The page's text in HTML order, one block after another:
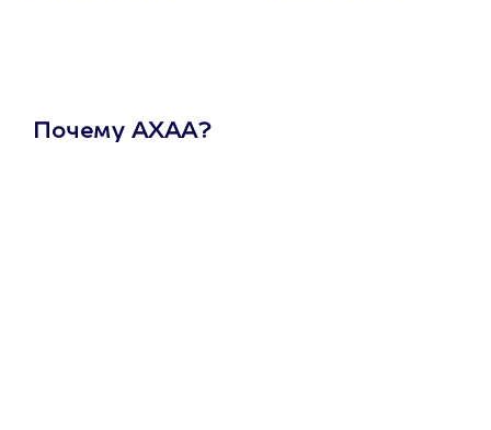
Почему АХАА?